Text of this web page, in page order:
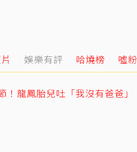
娛樂有評 哈燒榜 噓粉